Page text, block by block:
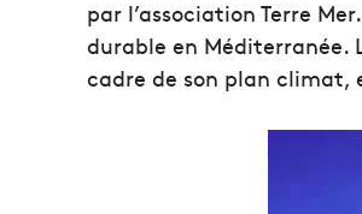
par l’association Terre
durable en Méditerranée.
cadre de son plan climat,